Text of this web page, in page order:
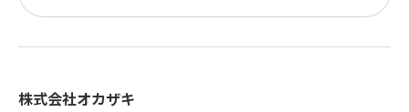
株式会社オカザキ